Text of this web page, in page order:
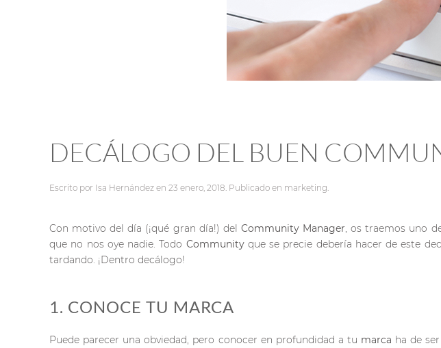
DECÁLOGO DEL BUEN
Escrito por Isa Hernández en 23 enero, 2018. Publicado en marketing.
Con motivo del día (¡qué gran día!) del Community Manager, os traemos uno
que no nos oye nadie. Todo Communityque se precie debería hacer de este
tardando. ¡Dentro decálogo!
1. CONOCE TU MARCA
Puede parecer una obviedad, pero conocer en profundidad a tu marca ha de